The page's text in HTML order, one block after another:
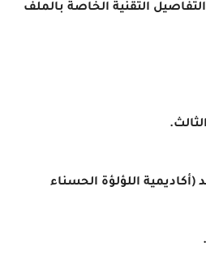
التقنية الخاصة بالملف
(أكاديمية اللؤلؤة الحسناء